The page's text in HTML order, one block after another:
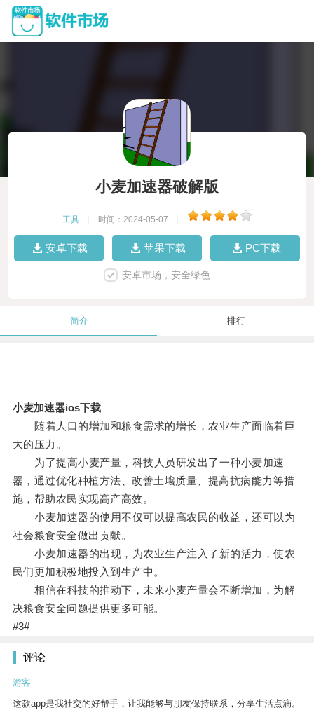
小麦加速器破解版
工具 时间：2024-05-07
安卓下载 苹果下载 PC下载
安卓市场，安全绿色
简介 排行
小麦加速器ios下载
随着人口的增加和粮食需求的增长，农业生产面临着巨
大的压力。
为了提高小麦产量，科技人员研发出了一种小麦加速
器，通过优化种植方法、改善土壤质量、提高抗病能力等措
施，帮助农民实现高产高效。
小麦加速器的使用不仅可以提高农民的收益，还可以为
社会粮食安全做出贡献。
小麦加速器的出现，为农业生产注入了新的活力，使农
民们更加积极地投入到生产中。
相信在科技的推动下，未来小麦产量会不断增加，为解
决粮食安全问题提供更多可能。
#3#
评论
游客
这款app是我社交的好帮手，让我能够与朋友保持联系，分享生活点滴。